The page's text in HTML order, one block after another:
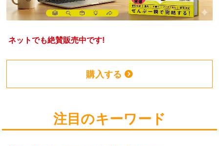
ネットでも絶賛販売中です!
購入する
注目のキーワード